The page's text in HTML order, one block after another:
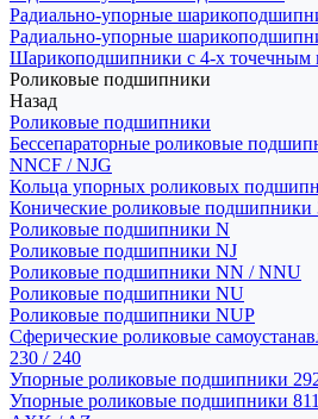
Радиально-упорные
Радиально-упорные
Шарикоподшипники с 4-х точечным
Роликовые подшипники
Назад
Роликовые подшипники
Бессепараторные роликовые
NNCF / NJG
Кольца упорных роликовых
Конические роликовые подшипники
Роликовые подшипники N
Роликовые подшипники NJ
Роликовые подшипники NN / NNU
Роликовые подшипники NU
Роликовые подшипники NUP
Сферические роликовые
230 / 240
Упорные роликовые подшипники
Упорные роликовые подшипники